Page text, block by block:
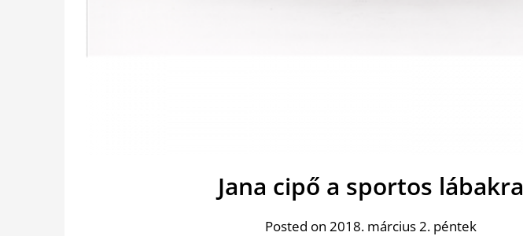
Jana cipő a sportos lábakra
Posted on 2018. március 2. péntek